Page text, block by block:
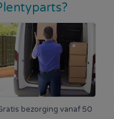
bezorging vanaf 50